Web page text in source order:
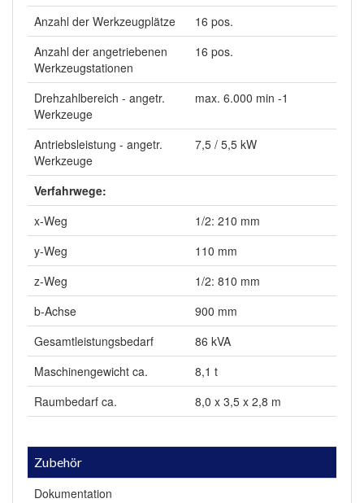
Anzahl der Werkzeugplätze
16 pos.
Anzahl der angetriebenen
Werkzeugstationen
16 pos.
Drehzahlbereich - angetr.
Werkzeuge
max. 6.000 min -1
Antriebsleistung - angetr.
Werkzeuge
7,5 / 5,5 kW
Verfahrwege:
x-Weg
1/2: 210 mm
y-Weg
110 mm
z-Weg
1/2: 810 mm
b-Achse
900 mm
Gesamtleistungsbedarf
86 kVA
Maschinengewicht ca.
8,1 t
Raumbedarf ca.
8,0 x 3,5 x 2,8 m
Zubehör
Dokumentation